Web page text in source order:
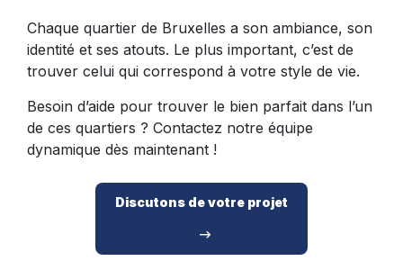
Chaque quartier de Bruxelles a son ambiance, son
identité et ses atouts. Le plus important, c’est de
trouver celui qui correspond à votre style de vie.
Besoin d’aide pour trouver le bien parfait dans l’un
de ces quartiers ? Contactez notre équipe
dynamique dès maintenant !
Discutons de votre projet